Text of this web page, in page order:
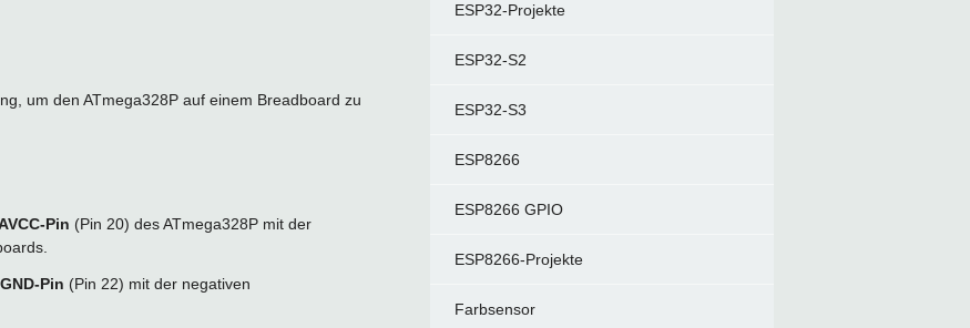
um den ATmega328P auf einem Breadboard zu
Pin (Pin 20) des ATmega328P mit der
GND-Pin (Pin 22) mit der negativen
ESP32-Projekte
ESP32-S2
ESP32-S3
ESP8266
ESP8266 GPIO
ESP8266-Projekte
Farbsensor